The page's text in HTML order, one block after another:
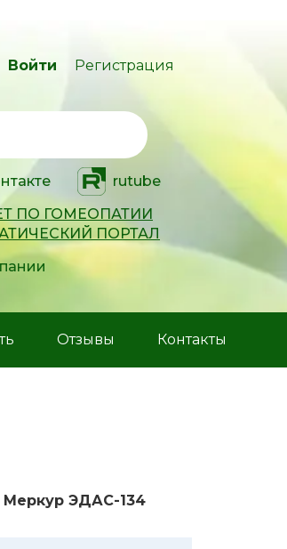
Войти Регистрация
rutube
ПО ГОМЕОПАТИИ
ПОРТАЛ
Отзывы Контакты
Меркур ЭДАС-134